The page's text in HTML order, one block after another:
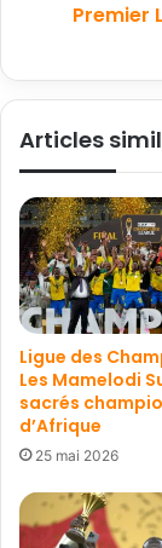
Premier
Articles
Ligue des
Les Mamelodi
sacrés
d’Afrique
25 mai 2026